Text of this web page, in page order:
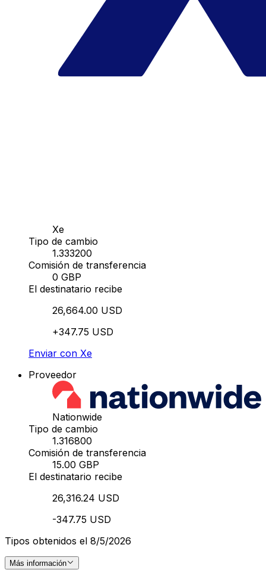
Xe
Tipo de cambio
1.333200
Comisión de transferencia
0 GBP
El destinatario recibe
26,664.00 USD
+347.75 USD
Enviar con Xe
Proveedor
Nationwide
Tipo de cambio
1.316800
Comisión de transferencia
15.00 GBP
El destinatario recibe
26,316.24 USD
-347.75 USD
Tipos obtenidos el 8/5/2026
Más información